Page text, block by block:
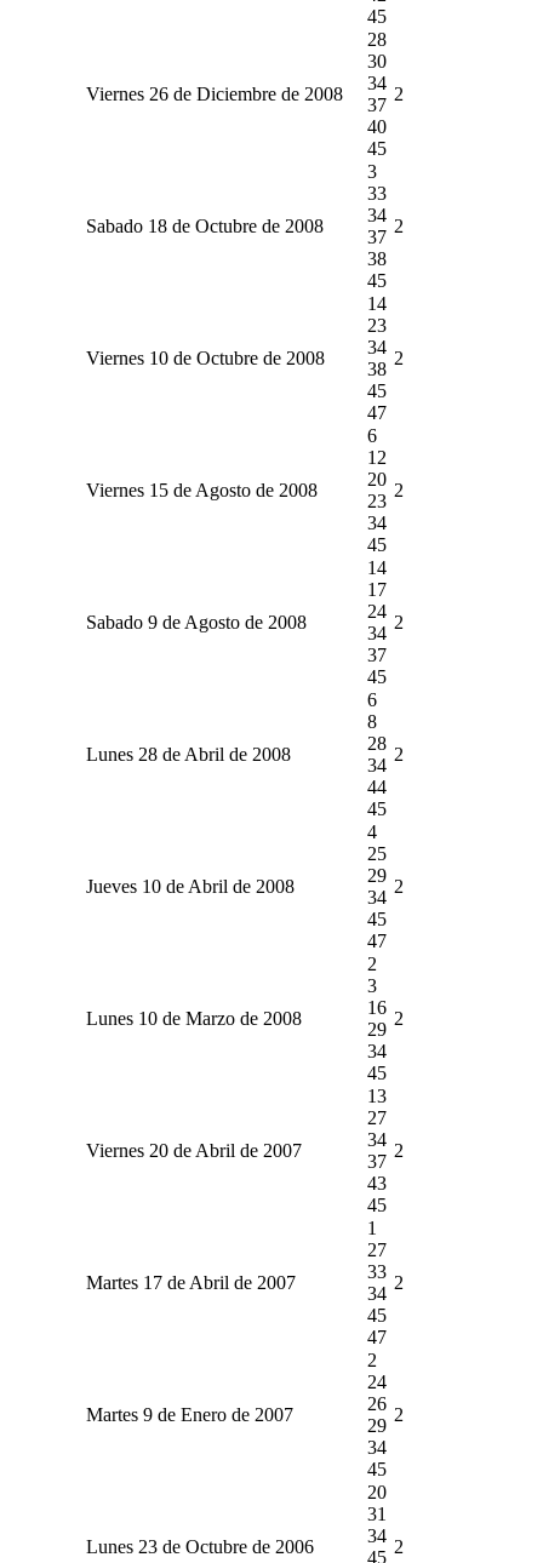
45
Viernes 26 de Diciembre de 2008
28
30
34
37
40
45
2
Sabado 18 de Octubre de 2008
3
33
34
37
38
45
2
Viernes 10 de Octubre de 2008
14
23
34
38
45
47
2
Viernes 15 de Agosto de 2008
6
12
20
23
34
45
2
Sabado 9 de Agosto de 2008
14
17
24
34
37
45
2
Lunes 28 de Abril de 2008
6
8
28
34
44
45
2
Jueves 10 de Abril de 2008
4
25
29
34
45
47
2
Lunes 10 de Marzo de 2008
2
3
16
29
34
45
2
Viernes 20 de Abril de 2007
13
27
34
37
43
45
2
Martes 17 de Abril de 2007
1
27
33
34
45
47
2
Martes 9 de Enero de 2007
2
24
26
29
34
45
2
Lunes 23 de Octubre de 2006
20
31
34
45
2